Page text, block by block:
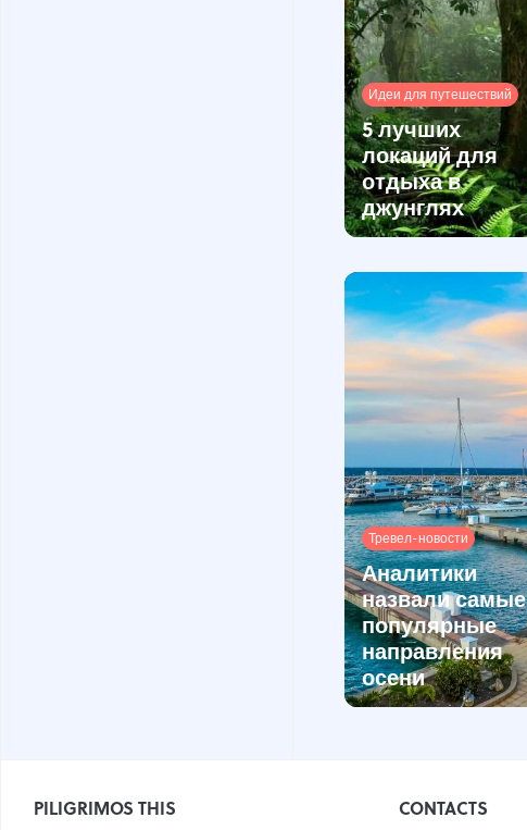
Идеи для путешествий
5 лучших
локаций для
отдыха в
джунглях
Тревел-новости
Аналитики
назвали самые
популярные
направления
осени
PILIGRIMOS THIS CONTACTS